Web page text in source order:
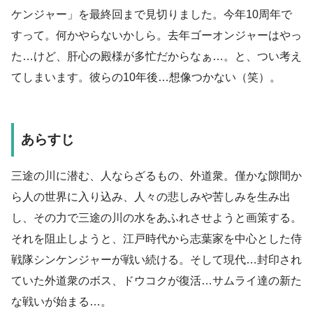
ケンジャー」を最終回まで見切りました。今年10周年で
すって。何かやらないかしら。去年ゴーオンジャーはやっ
た…けど、肝心の殿様が多忙だからなぁ…。と、つい考え
てしまいます。彼らの10年後…想像つかない（笑）。
あらすじ
三途の川に潜む、人ならざるもの、外道衆。僅かな隙間か
ら人の世界に入り込み、人々の悲しみや苦しみを生み出
し、その力で三途の川の水をあふれさせようと画策する。
それを阻止しようと、江戸時代から志葉家を中心とした侍
戦隊シンケンジャーが戦い続ける。そして現代…封印され
ていた外道衆のボス、ドウコクが復活…サムライ達の新た
な戦いが始まる…。